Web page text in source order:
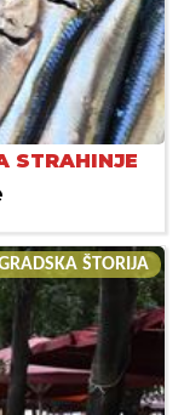
STRAHINJE
ŠTORIJA